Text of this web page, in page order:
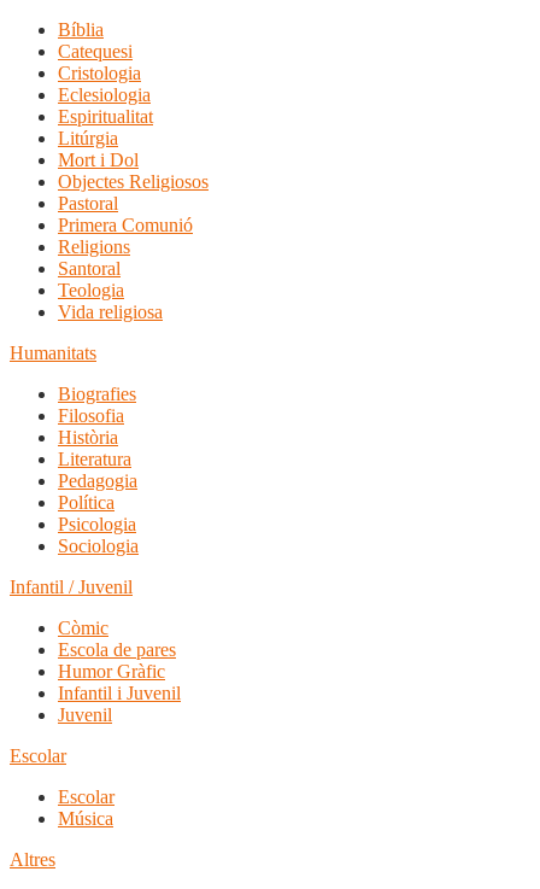
Bíblia
Catequesi
Cristologia
Eclesiologia
Espiritualitat
Litúrgia
Mort i Dol
Objectes Religiosos
Pastoral
Primera Comunió
Religions
Santoral
Teologia
Vida religiosa
Humanitats
Biografies
Filosofia
Història
Literatura
Pedagogia
Política
Psicologia
Sociologia
Infantil / Juvenil
Còmic
Escola de pares
Humor Gràfic
Infantil i Juvenil
Juvenil
Escolar
Escolar
Música
Altres